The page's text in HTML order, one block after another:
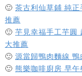
🙂 茶古利仙草鋪 純
推薦
🙂 芋見幸福手工芋圓
大推薦
🙂 源當歸鴨肉麵線
🙂 熊樂咖啡廚房 早